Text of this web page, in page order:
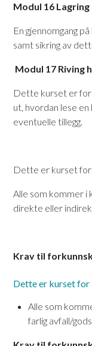
Modul 16
En gjennomgang
samt sikring av
Modul 17 Riving
Dette kurset er for
ut, hvordan lese en
eventuelle tillegg.
Dette er kurset
Alle som kommer i
direkte eller
Krav til
Dette er kurset for
Alle som
farlig avfall/